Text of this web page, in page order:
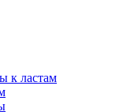
к ластам